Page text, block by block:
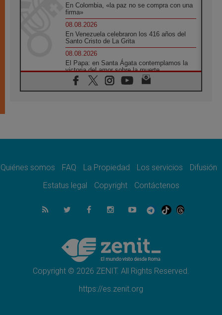
En Colombia, «la paz no se compra con una
firma»
08.08.2026
En Venezuela celebraron los 416 años del
Santo Cristo de La Grita
08.08.2026
El Papa: en Santa Ágata contemplamos la
victoria del amor sobre la muerte
08.08.2026
León XIV visitará el Santuario de la Madre
07.08.2026
07.08.2026
el compromiso del cristiano"
La matanza de niños en Gaza no cesa: 300
muertos en 300 días
Tagle: La guerra desfigura el mundo, solo la
revelación de Dios lo transfigura
Quiénes somos FAQ La Propiedad Los servicios
Difusión
Estatus legal
Copyright Contáctenos
Copyright © 2026 ZENIT. All Rights Reserved.
https://es.zenit.org